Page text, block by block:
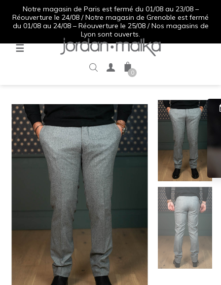
Notre magasin de Paris est fermé du 01/08 au 23/08 –
Réouverture le 24/08 / Notre magasin de Grenoble est fermé
du 01/08 au 24/08 – Réouverture le 25/08 / Nos magasins de
Lyon sont ouverts.
Basculer
☰
0